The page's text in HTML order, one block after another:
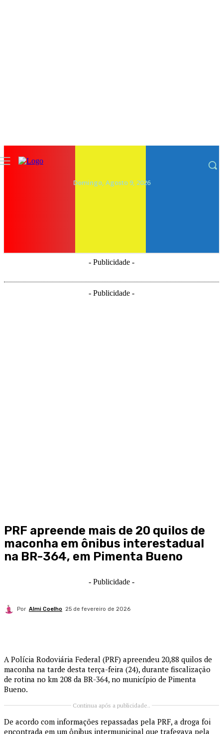
Domingo, Agosto 9, 2026
- Publicidade -
- Publicidade -
PRF apreende mais de 20 quilos de
maconha em ônibus interestadual
na BR-364, em Pimenta Bueno
- Publicidade -
Por Almi Coelho 25 de fevereiro de 2026
APolícia Rodoviária Federal (PRF) apreendeu 20,88 quilos de
maconha na tarde desta terça-feira (24), durante fiscalização
de rotina no km 208 da BR-364, no município de Pimenta
Bueno.
Continua após a publicidade..
De acordo com informações repassadas pela PRF, a droga foi
encontrada em um ônibus intermunicipal que trafegava pela